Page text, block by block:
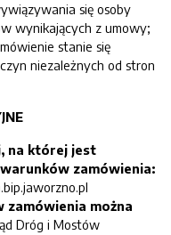
się osoby
wynikających z umowy;
stanie się
niezależnych od stron
na której jest
zamówienia:
zamówienia można
Dróg i Mostów